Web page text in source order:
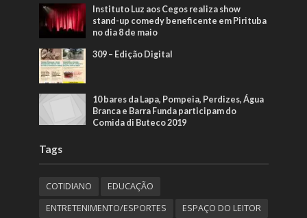
Instituto Luz aos Cegos realiza show
stand-up comedy beneficente em Pirituba
no dia 8 de maio
309 – Edição Digital
10 bares da Lapa, Pompeia, Perdizes, Água
Branca e Barra Funda participam do
Comida di Buteco 2019
Tags
COTIDIANO
EDUCAÇÃO
ENTRETENIMENTO/ESPORTES
ESPAÇO DO LEITOR